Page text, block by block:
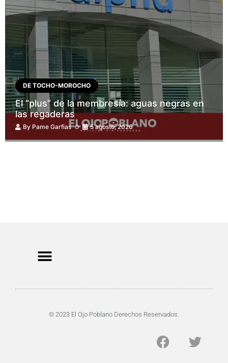
DE TOCHO-MOROCHO
El “plus” de la membresía: aguas negras en
las regaderas
By Pame Garfias 5 agosto, 2026
© 2023 El Ojo Poblano Derechos Reservados.